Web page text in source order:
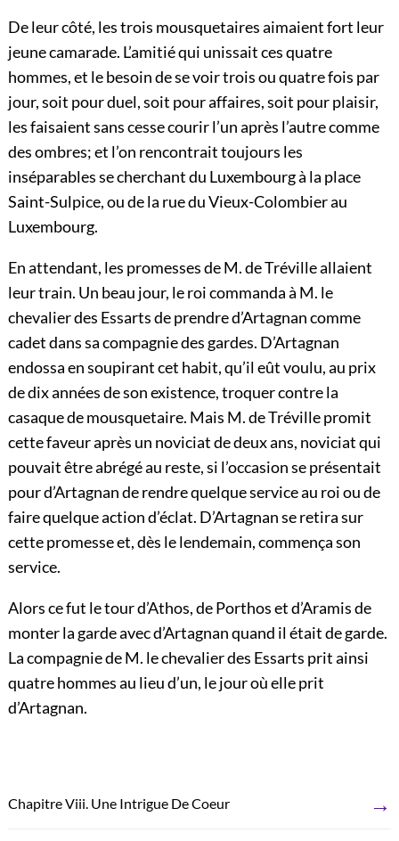
De leur côté, les trois mousquetaires aimaient fort leur
jeune camarade. L’amitié qui unissait ces quatre
hommes, et le besoin de se voir trois ou quatre fois par
jour, soit pour duel, soit pour affaires, soit pour plaisir,
les faisaient sans cesse courir l’un après l’autre comme
des ombres; et l’on rencontrait toujours les
inséparables se cherchant du Luxembourg à la place
Saint-Sulpice, ou de la rue du Vieux-Colombier au
Luxembourg.
En attendant, les promesses de M. de Tréville allaient
leur train. Un beau jour, le roi commanda à M. le
chevalier des Essarts de prendre d’Artagnan comme
cadet dans sa compagnie des gardes. D’Artagnan
endossa en soupirant cet habit, qu’il eût voulu, au prix
de dix années de son existence, troquer contre la
casaque de mousquetaire. Mais M. de Tréville promit
cette faveur après un noviciat de deux ans, noviciat qui
pouvait être abrégé au reste, si l’occasion se présentait
pour d’Artagnan de rendre quelque service au roi ou de
faire quelque action d’éclat. D’Artagnan se retira sur
cette promesse et, dès le lendemain, commença son
service.
Alors ce fut le tour d’Athos, de Porthos et d’Aramis de
monter la garde avec d’Artagnan quand il était de garde.
La compagnie de M. le chevalier des Essarts prit ainsi
quatre hommes au lieu d’un, le jour où elle prit
d’Artagnan.
Chapitre Viii. Une Intrigue De Coeur →